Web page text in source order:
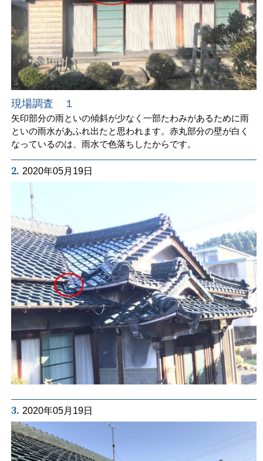
現場調査 １
矢印部分の雨といの傾斜が少なく一部たわみがあるために雨
といの雨水があふれ出たと思われます。赤丸部分の壁が白く
なっているのは、雨水で色落ちしたからです。
2. 2020年05月19日
3. 2020年05月19日